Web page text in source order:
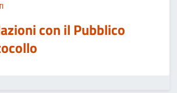
con il Pubblico